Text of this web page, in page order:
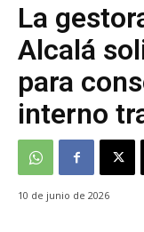
La
Alcalá
para
interno
10 de junio de 2026